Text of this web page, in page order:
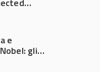
2026
e
gli